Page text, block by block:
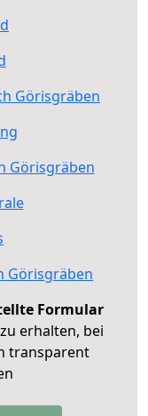
Görisgräben
Görisgräben
Görisgräben
Formular
erhalten, bei
transparent